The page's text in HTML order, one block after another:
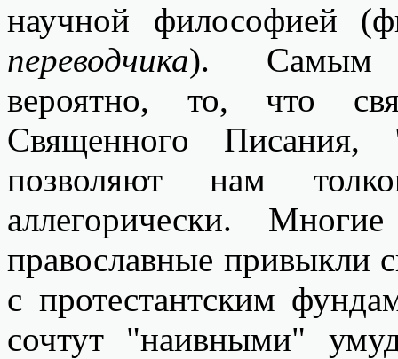
научной философией
переводчика). Самым
вероятно, то, что
Священного
позволяют нам
аллегорически.
православные привыкли
с протестантским
сочтут "наивными"